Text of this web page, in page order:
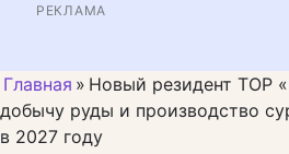
РЕКЛАМА
Главная » Новый резидент ТОР
добычу руды и производство
в 2027 году